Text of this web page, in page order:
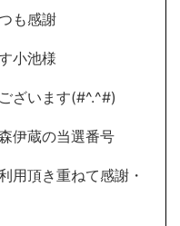
も感謝
小池様
ざいます(#^.^#)
伊蔵の当選番号
用頂き重ねて感謝・